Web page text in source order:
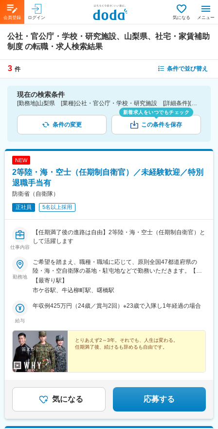
会員登録 ログイン 気になる メニュー
公社・官公庁・学校・研究施設、山梨県、社宅・家賃補助
制度 の転職・求人検索結果
3 件 条件で並び替え
現在の検索条件
[勤務地]山梨県 [業種]公社・官公庁・学校・研究施設 [詳細条件](待遇・福利厚生)社宅・家賃補助制度
条件の変更
新着求人をいつでもチェック
この条件を保存
NEW
2等陸・海・空士（任期制自衛官）／未経験歓迎／特別
退職手当有
防衛省（自衛隊）
正社員 5名以上採用
仕事内容
【任期満了後の進路は自由】2等陸・海・空士（任期制自衛官）と
して活躍します
勤務地
ご希望を踏まえ、職種・職域に応じて、原則全国47都道府県の
陸・海・空自衛隊の基地・駐屯地などで勤務いただきます。【主
な勤務地例】北海道（札幌、千歳、旭川、帯広、函館）青森県
（青森、八戸）宮城県（仙台、多賀城）福島県（郡山、福島）茨
（大宮）千葉県（習志野、木更津、松戸）東京都（市ヶ谷、朝
府（宇治、福知山）大阪府（八尾、信太山）兵庫県（伊丹、姫
路）広島県（海田市）山口県（山口、防府）香川県（善通寺）福
岡県（福岡、久留米、小倉）佐賀県（目達原）長崎県（佐世保、
大村）熊本県（健軍、北熊本）大分県（別府、湯布院）宮崎県
（都城）鹿児島県（国分、川内、奄美）沖縄県（那覇、宮古島、
HPをご確認ください。
【最寄り駅】
市ケ谷駅、牛込柳町駅、曙橋駅
給与
年収例425万円（24歳／賞与2回）※23歳で入隊し1年経過の場合
とりあえず2～3年。それでも、人生は変わる。
任期満了後、続けるも辞めるも自由です。
気になる 応募する